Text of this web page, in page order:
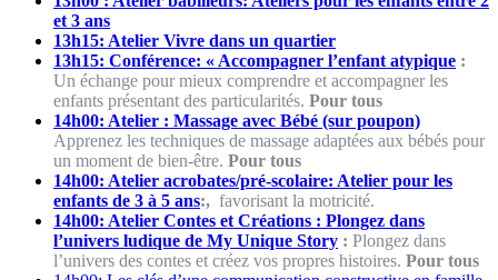
et 3 ans
13h15: Atelier Vivre dans un quartier
13h15: Conférence: « Accompagner l’enfant atypique :
Un échange pour mieux comprendre et accompagner les
enfants présentant des particularités. Pour tous
14h00: Atelier : Massage avec Bébé (sur poupon)
Apprenez les techniques de massage adaptées aux bébés pour
un moment de bien-être. Pour tous
14h00: Atelier acrobates/pré-scolaire: Atelier pour les
enfants de 3 à 5 ans:, favorisant la motricité.
14h00: Atelier Contes et Créations : Plongez dans
l’univers ludique de My Unique Story : Plongez dans
l’univers des contes et créez vos propres histoires. Pour tous